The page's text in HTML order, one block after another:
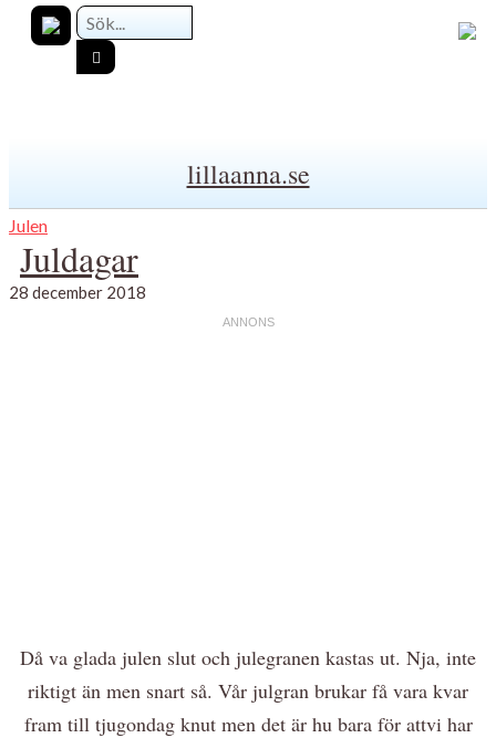
lillaanna.se
Julen
Juldagar
28 december 2018
Då va glada julen slut och julegranen kastas ut. Nja, inte
riktigt än men snart så. Vår julgran brukar få vara kvar
fram till tjugondag knut men det är hu bara för attvi har